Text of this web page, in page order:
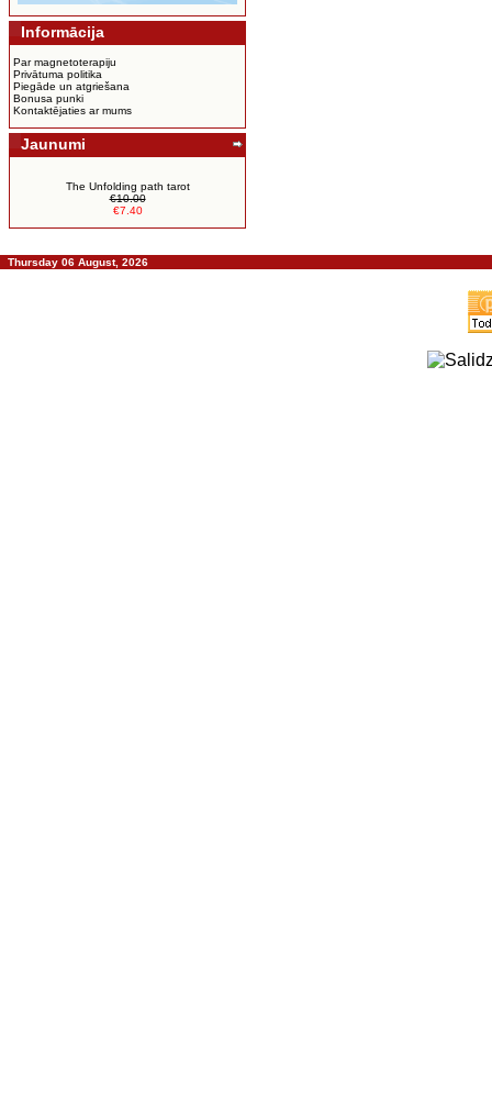
Informācija
Par magnetoterapiju
Privātuma politika
Piegāde un atgriešana
Bonusa punki
Kontaktējaties ar mums
Jaunumi
The Unfolding path tarot
€10.00
€7.40
Thursday 06 August, 2026